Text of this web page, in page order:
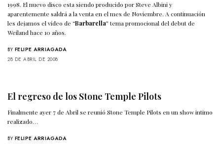
1998. El nuevo disco esta siendo producido por Steve Albini y
aparentemente saldrá a la venta en el mes de Noviembre. A continuación
les dejamos el vídeo de “Barbarella” tema promocional del debut de
Weiland hace 10 años.
BY FELIPE ARRIAGADA
28 DE ABRIL DE 2008
El regreso de los Stone Temple Pilots
Finalmente ayer 7 de Abril se reunió Stone Temple Pilots en un show intimo
realizado…
BY FELIPE ARRIAGADA